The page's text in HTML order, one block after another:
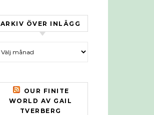
ARKIV ÖVER INLÄGG
OUR FINITE
WORLD AV GAIL
TVERBERG